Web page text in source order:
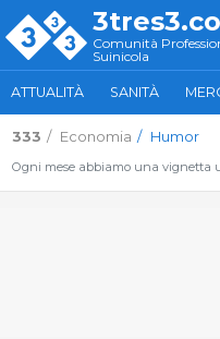
Comunità
Suinicola
ATTUALITÀ SANITÀ
333 Economia Humor
Ogni mese abbiamo una